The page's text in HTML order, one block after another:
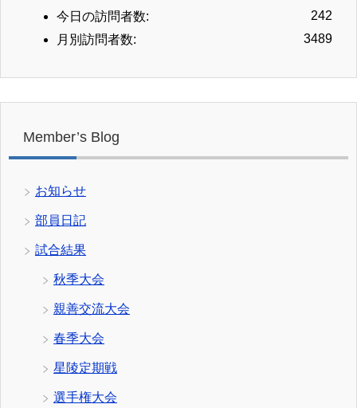
242
今日の訪問者数:
3489
月別訪問者数:
Member’s Blog
お知らせ
部員日記
試合結果
秋季大会
親善交流大会
春季大会
星陵定期戦
選手権大会